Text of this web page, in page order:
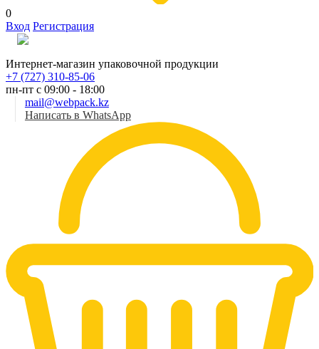
0
Вход Регистрация
Интернет-магазин упаковочной продукции
+7 (727) 310-85-06
пн-пт с 09:00 - 18:00
mail@webpack.kz
Написать в WhatsApp